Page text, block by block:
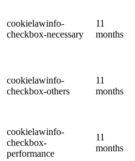
cookielawinfo-
checkbox-necessary
11
months
cookielawinfo-
checkbox-others
11
months
cookielawinfo-
checkbox-
performance
11
months